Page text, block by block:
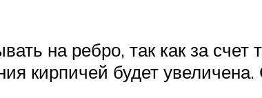
на ребро, так как за счет
кирпичей будет